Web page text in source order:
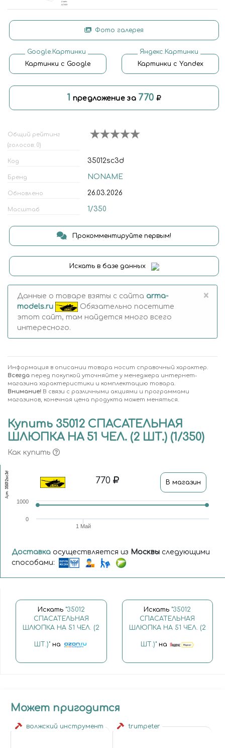
Фото галерея
Google.Картинки
Картинки с Google
Яндекс.Картинки
Картинки с Yandex
1 предложение за 770
Общий рейтинг
(голосов: 0)
Код 35012sc3d
Бренд NONAME
Обновлено 26.03.2026
Масштаб 1/350
Прокомментируйте первым!
Искать в базе данных
Данные о товаре взяты с сайта arma-
models.ru
Обязательно посетите
этот сайт, там найдется много всего
интересного.
×
Информация в описании товара носит справочный характер.
Всегда перед покупкой уточняйте у менеджера интернет-
магазина характеристики и комплектацию товара.
Внимание! В связи с различными акциями и программами
магазинов, конечная цена продукта может меняться.
Купить 35012 СПАСАТЕЛЬНАЯ
ШЛЮПКА НА 51 ЧЕЛ. (2 ШТ.) (1/350)
Как купить
Арт.
35012sc3d 770 В магазин
1 Май
0
1000
Доставка осуществляется из Москвы следующими
способами:
Искать "35012
СПАСАТЕЛЬНАЯ
ШЛЮПКА НА 51 ЧЕЛ. (2
ШТ.)" на
Искать "35012
СПАСАТЕЛЬНАЯ
ШЛЮПКА НА 51 ЧЕЛ. (2
ШТ.)"на
Может пригодится
волжский инструмент trumpeter